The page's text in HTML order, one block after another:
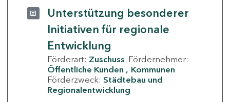
Unterstützung besonderer
Initiativen für regionale
Entwicklung
Förderart: Zuschuss Fördernehmer:
Öffentliche Kunden
Kommunen
Förderzweck: Städtebau und
Regionalentwicklung